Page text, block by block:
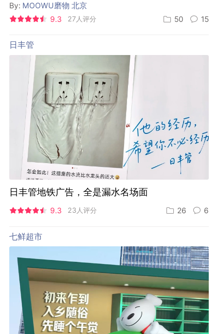
By: MOOWU磨物 北京
9.3
27人评分 50 15
日丰管
日丰管地铁广告，全是漏水名场面
9.3 23人评分 26 6
七鲜超市